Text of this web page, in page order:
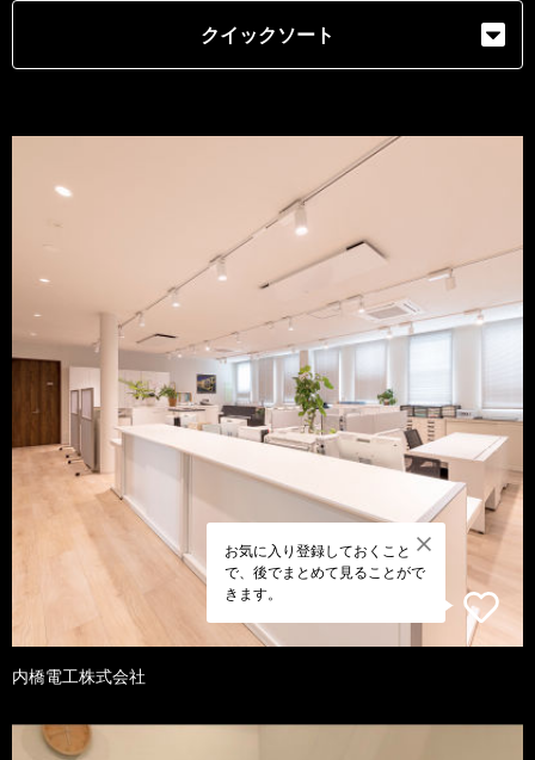
クイックソート
お気に入り登録しておくこと
で、後でまとめて見ることがで
きます。
内橋電工株式会社